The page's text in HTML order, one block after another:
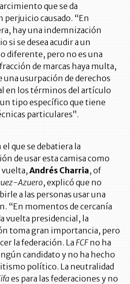
que se da
causado. “En
hay una indemnización
si se desea acudir a un
diferente, pero no es una
de marcas haya multa,
una usurpación de derechos
en los términos del artículo
tipo específico que tiene
particulares”.
que se debatiera la
de usar esta camisa como
Andrés Charria, of
Azuero, explicó que no
a las personas usar una
“En momentos de cercanía
vuelta presidencial, la
toma gran importancia, pero
la federación. La FCFno ha
candidato y no ha hecho
político. La neutralidad
es para las federaciones y no